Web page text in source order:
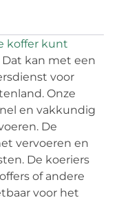
koffer kunt
Dat kan met een
voor
Onze
en vakkundig
De
vervoeren en
De koeriers
of andere
voor het